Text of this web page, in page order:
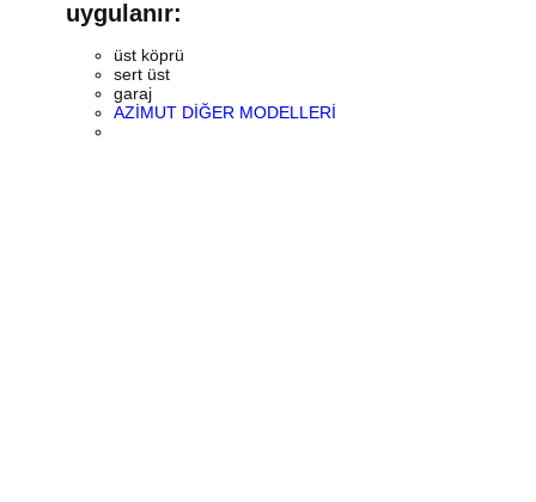
uygulanır:
üst köprü
sert üst
garaj
AZİMUT DİĞER MODELLERİ